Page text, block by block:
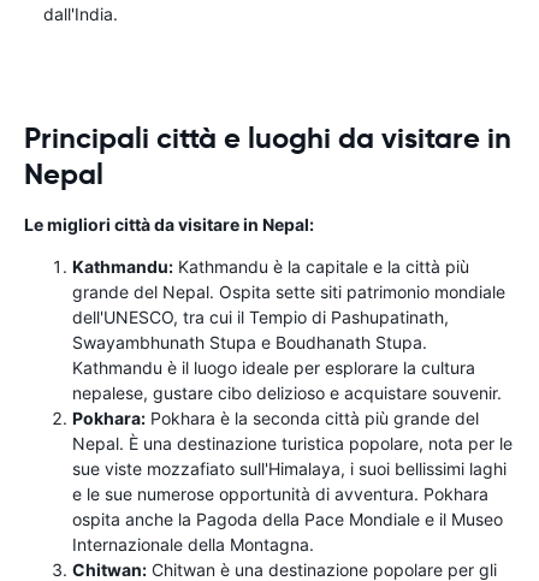
dall'India.
Principali città e luoghi da visitare in
Nepal
Le migliori città da visitare in Nepal:
Kathmandu: Kathmandu è la capitale e la città più
grande del Nepal. Ospita sette siti patrimonio mondiale
dell'UNESCO, tra cui il Tempio di Pashupatinath,
Swayambhunath Stupa e Boudhanath Stupa.
Kathmandu è il luogo ideale per esplorare la cultura
nepalese, gustare cibo delizioso e acquistare souvenir.
Pokhara: Pokhara è la seconda città più grande del
Nepal. È una destinazione turistica popolare, nota per le
sue viste mozzafiato sull'Himalaya, i suoi bellissimi laghi
e le sue numerose opportunità di avventura. Pokhara
ospita anche la Pagoda della Pace Mondiale e il Museo
Internazionale della Montagna.
Chitwan: Chitwan è una destinazione popolare per gli